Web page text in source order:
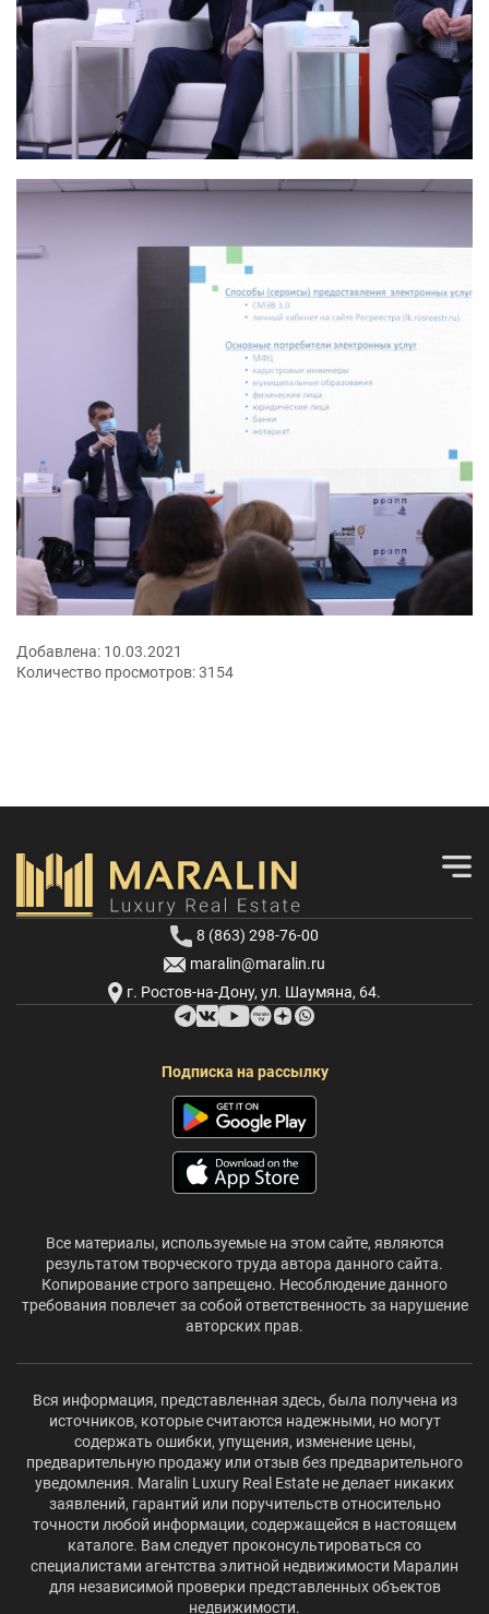
Добавлена: 10.03.2021
Количество просмотров:3154
8 (863) 298-76-00
maralin@maralin.ru
г. Ростов-на-Дону, ул. Шаумяна, 64.
Подписка на рассылку
Все материалы, используемые на этом сайте, являются
результатом творческого труда автора данного сайта.
Копирование строго запрещено. Несоблюдение данного
требования повлечет за собой ответственность за нарушение
авторских прав.
Вся информация, представленная здесь, была получена из
источников, которые считаются надежными, но могут
содержать ошибки, упущения, изменение цены,
предварительную продажу или отзыв без предварительного
уведомления. Maralin Luxury Real Estate не делает никаких
заявлений, гарантий или поручительств относительно
точности любой информации, содержащейся в настоящем
каталоге. Вам следует проконсультироваться со
специалистами агентства элитной недвижимости Маралин
для независимой проверки представленных объектов
недвижимости.